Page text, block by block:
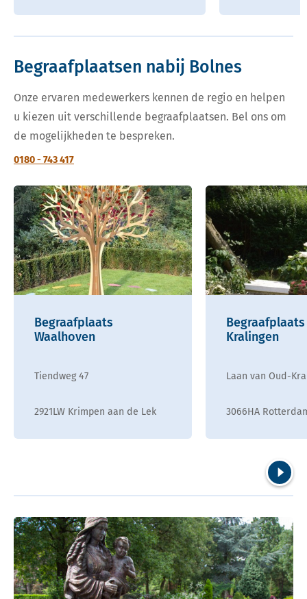
Begraafplaatsen nabij Bolnes
Onze ervaren medewerkers kennen de regio en helpen
u kiezen uit verschillende begraafplaatsen. Bel ons om
de mogelijkheden te bespreken.
0180 - 743 417
Begraafplaats
Waalhoven
Tiendweg 47
2921LW Krimpen aan de Lek
Kralingen
Laan van Oud-
3066HA